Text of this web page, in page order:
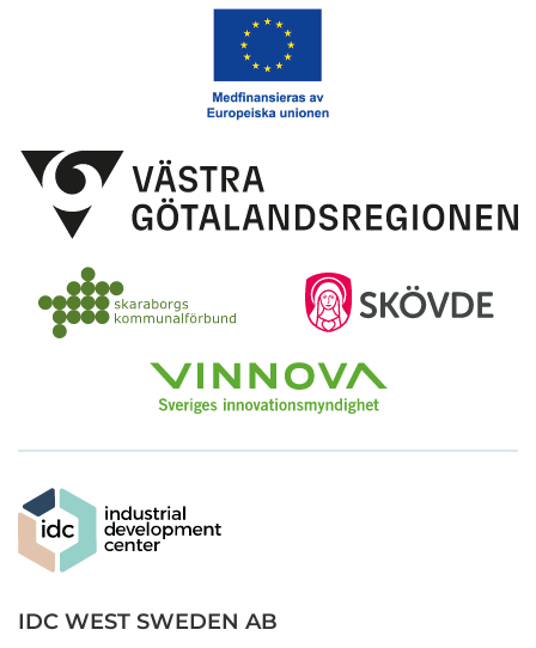
IDC WEST SWEDEN AB